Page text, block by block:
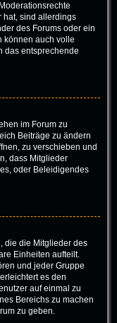
hat, sind allerdings
des Forums oder ein
können auch volle
das entsprechende
im Forum zu
Beiträge zu ändern
zu verschieben und
dass Mitglieder
oder Beleidigendes
die die Mitglieder des
Einheiten aufteilt.
und jeder Gruppe
es den
auf einmal zu
Bereichs zu machen
zu geben.